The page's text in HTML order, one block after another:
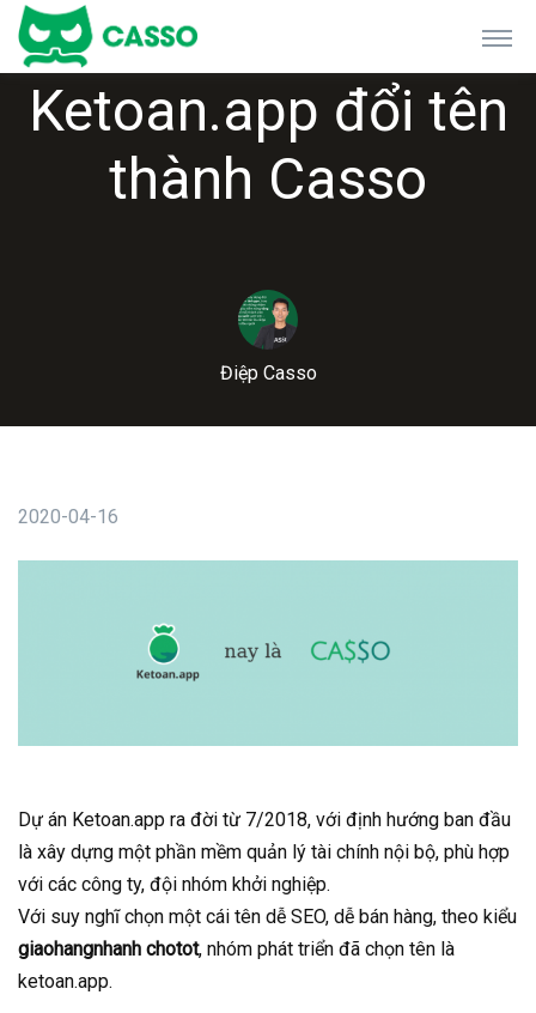
Ketoan.app đổi tên
thành Casso
Điệp Casso
2020-04-16
Dự án Ketoan.app ra đời từ 7/2018, với định hướng ban đầu
là xây dựng một phần mềm quản lý tài chính nội bộ, phù hợp
với các công ty, đội nhóm khởi nghiệp.
Với suy nghĩ chọn một cái tên dễ SEO, dễ bán hàng, theo kiểu
giaohangnhanh chotot, nhóm phát triển đã chọn tên là
ketoan.app.